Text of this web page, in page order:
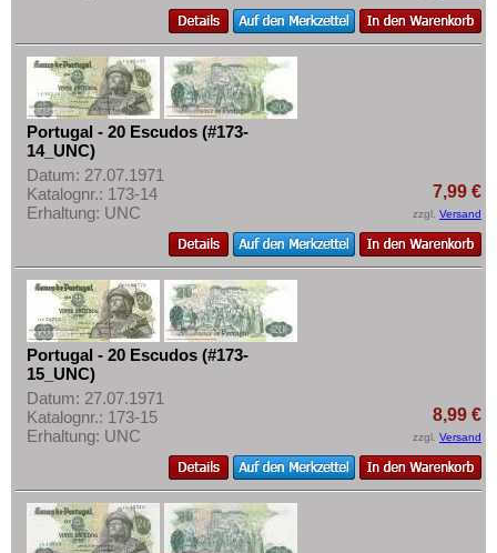
Portugal - 20 Escudos (#173-
14_UNC)
Datum: 27.07.1971
Katalognr.: 173-14
Erhaltung: UNC
7,99 €
zzgl. Versand
Portugal - 20 Escudos (#173-
15_UNC)
Datum: 27.07.1971
Katalognr.: 173-15
Erhaltung: UNC
8,99 €
zzgl. Versand